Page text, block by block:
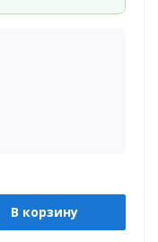
В корзину